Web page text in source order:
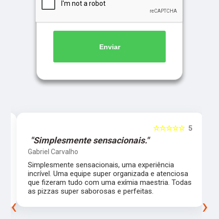
Enviar
5
☆☆☆☆☆
"Simplesmente sensacionais."
Gabriel Carvalho
Simplesmente sensacionais, uma experiência
incrível. Uma equipe super organizada e atenciosa
que fizeram tudo com uma exímia maestria. Todas
as pizzas super saborosas e perfeitas.
‹ ›